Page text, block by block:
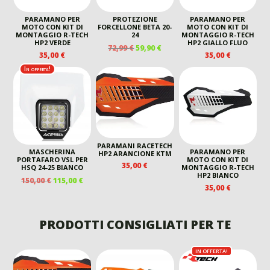
PARAMANO PER
MOTO CON KIT DI
MONTAGGIO R-TECH
HP2 VERDE
35,00€
PROTEZIONE
FORCELLONE BETA 20-
24
72,99€IL
ORIGINALE
ERA:
72,99 €.
59,90€IL
ATTUALE
È:
59,90 €.
PARAMANO PER
MOTO CON KIT DI
MONTAGGIO R-TECH
HP2 GIALLO FLUO
35,00€
In offerta!
MASCHERINA
PORTAFARO VSL PER
HSQ 24-25 BIANCO
150,00€IL
150,00 €.
115,00€IL
115,00 €.
PARAMANI RACETECH
HP2 ARANCIONE KTM
35,00€
PARAMANO PER
MOTO CON KIT DI
MONTAGGIO R-TECH
HP2 BIANCO
35,00€
PRODOTTI CONSIGLIATI PER TE
IN OFFERTA!